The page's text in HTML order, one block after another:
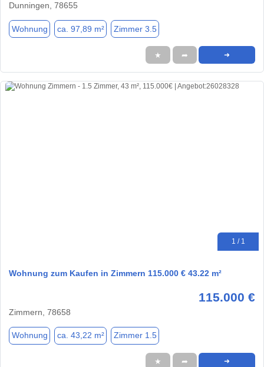
Dunningen, 78655
Wohnung ca. 97,89 m² Zimmer 3.5
★ ➦ ➜
1 / 1
Wohnung zum Kaufen in Zimmern 115.000 € 43.22 m²
115.000 €
Zimmern, 78658
Wohnung ca. 43,22 m² Zimmer 1.5
★ ➦ ➜